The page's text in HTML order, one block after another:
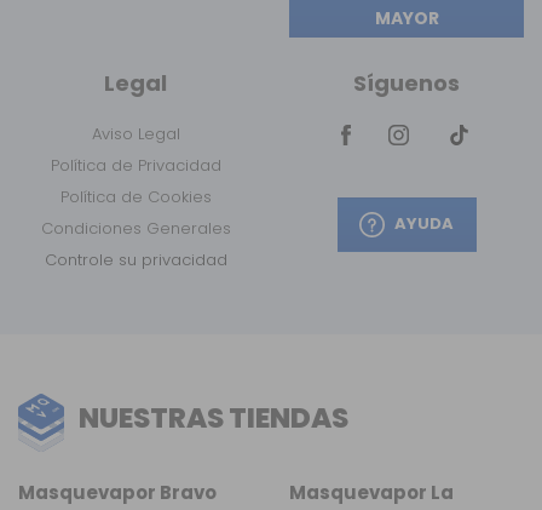
MAYOR
Legal
Aviso Legal
Política de Privacidad
Política de Cookies
Condiciones Generales
Controle su privacidad
Síguenos
AYUDA
NUESTRAS TIENDAS
Masquevapor La
Masquevapor Bravo